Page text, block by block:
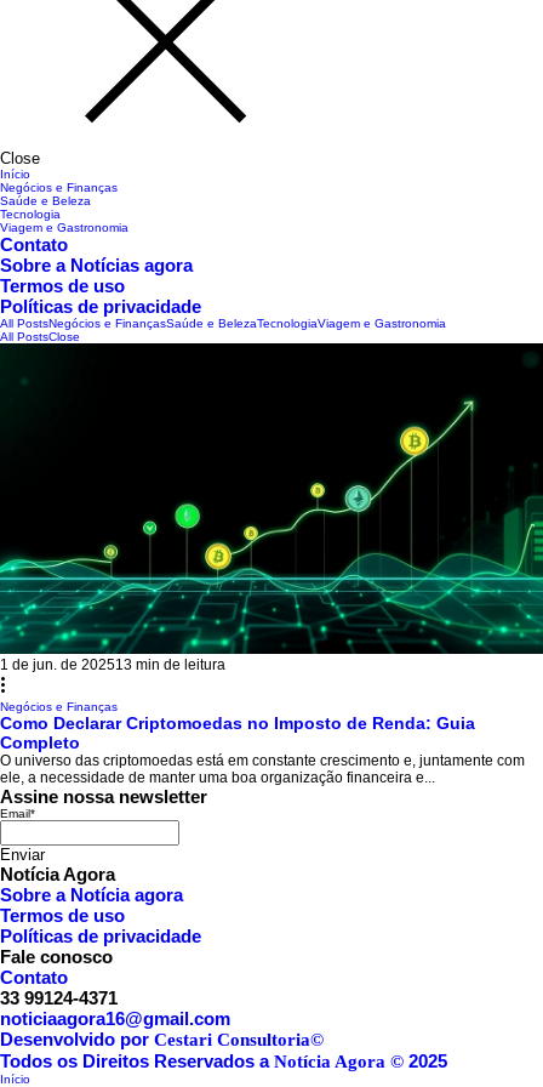
Close
Início
Negócios e Finanças
Saúde e Beleza
Tecnologia
Viagem e Gastronomia
Contato
Sobre a Notícias agora
Termos de uso
Políticas de privacidade
All PostsNegócios e FinançasSaúde e BelezaTecnologiaViagem e Gastronomia
All PostsClose
1 de jun. de 202513 min de leitura
Negócios e Finanças
Como Declarar Criptomoedas no Imposto de Renda: Guia
Completo
O universo das criptomoedas está em constante crescimento e, juntamente com
ele, a necessidade de manter uma boa organização financeira e...
Assine nossa newsletter
Email*
Enviar
Notícia Agora
Sobre a Notícia agora
Termos de uso
Políticas de privacidade
Fale conosco
Contato
33 99124-4371
noticiaagora16@gmail.com
Desenvolvido por Cestari Consultoria©
Todos os Direitos Reservados aNotícia Agora © 2025
Início